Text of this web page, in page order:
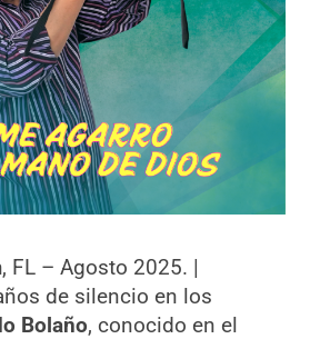
FL – Agosto 2025. |
de silencio en los
Bolaño, conocido en el